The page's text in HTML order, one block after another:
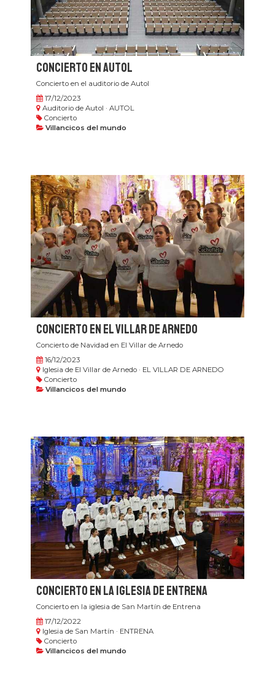
Concierto en Autol
Concierto en el auditorio de Autol​
17/12/2023
Auditorio de Autol · AUTOL
Concierto
Villancicos del mundo
Concierto en El Villar de Arnedo
Concierto de Navidad en El Villar de Arnedo
16/12/2023
Iglesia de El Villar de Arnedo · EL VILLAR DE ARNEDO
Concierto
Villancicos del mundo
Concierto en la iglesia de Entrena
Concierto en la iglesia de San Martín de Entrena
17/12/2022
Iglesia de San Martín · ENTRENA
Concierto
Villancicos del mundo